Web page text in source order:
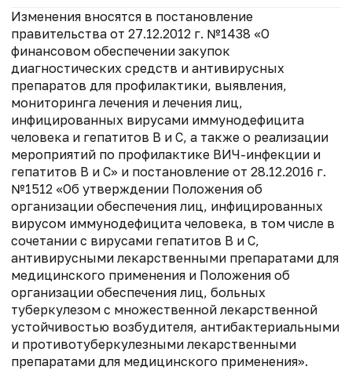
Изменения вносятся в постановление
правительства от 27.12.2012 г. №1438 «О
финансовом обеспечении закупок
диагностических средств и антивирусных
препаратов для профилактики, выявления,
мониторинга лечения и лечения лиц,
инфицированных вирусами иммунодефицита
человека и гепатитов B и C, а также о реализации
мероприятий по профилактике ВИЧ-инфекции и
гепатитов B и C» и постановление от 28.12.2016 г.
№1512 «Об утверждении Положения об
организации обеспечения лиц, инфицированных
вирусом иммунодефицита человека, в том числе в
сочетании с вирусами гепатитов B и C,
антивирусными лекарственными препаратами для
медицинского применения и Положения об
организации обеспечения лиц, больных
туберкулезом с множественной лекарственной
устойчивостью возбудителя, антибактериальными
и противотуберкулезными лекарственными
препаратами для медицинского применения».